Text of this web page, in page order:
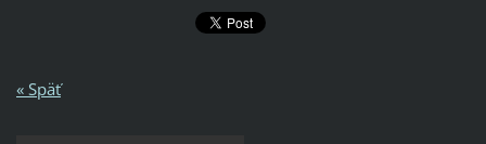
« Späť